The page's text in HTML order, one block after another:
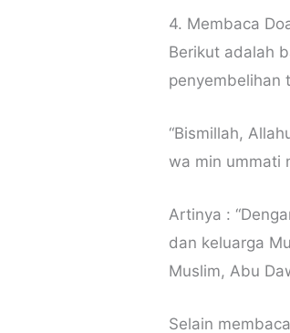
4. Membaca
Berikut adalah
penyembelihan
“Bismillah,
wa min ummati
Artinya :
dan keluarga
Muslim, Abu
Selain